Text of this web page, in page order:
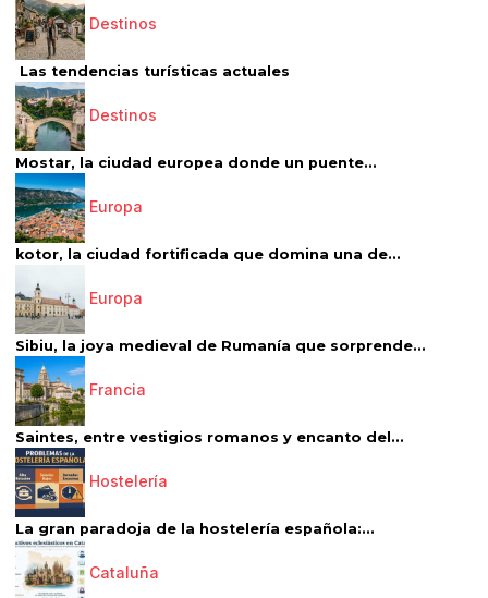
Destinos
Las tendencias turísticas actuales
Destinos
Mostar, la ciudad europea donde un puente...
Europa
kotor, la ciudad fortificada que domina una de...
Europa
Sibiu, la joya medieval de Rumanía que sorprende...
Francia
Saintes, entre vestigios romanos y encanto del...
Hostelería
La gran paradoja de la hostelería española:...
Cataluña